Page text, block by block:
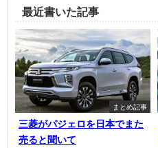
最近書いた記事
まとめ記事
三菱がパジェロを日本でまた
売ると聞いて